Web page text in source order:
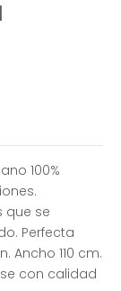
100%
que se
Perfecta
Ancho 110 cm.
con calidad